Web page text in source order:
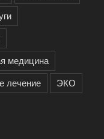
медицина
лечение ЭКО